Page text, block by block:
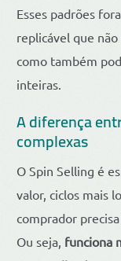
Esses padrões
replicável que não
como também
inteiras.
A diferença
complexas
O Spin Selling é
valor, ciclos mais
comprador
Ou seja, funciona